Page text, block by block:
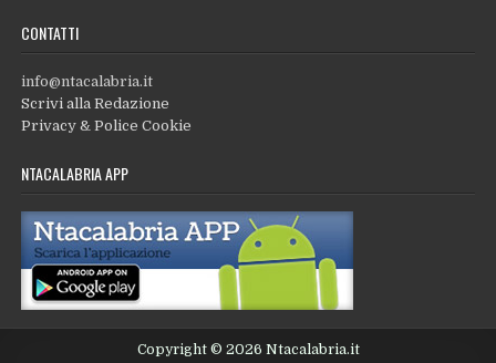
CONTATTI
info@ntacalabria.it
Scrivi alla Redazione
Privacy & Police Cookie
NTACALABRIA APP
Copyright © 2026 Ntacalabria.it